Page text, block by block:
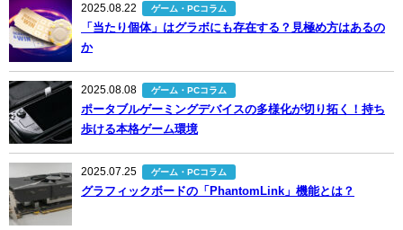
2025.08.22 ゲーム・PCコラム
「当たり個体」はグラボにも存在する？見極め方はあるの
か
2025.08.08 ゲーム・PCコラム
ポータブルゲーミングデバイスの多様化が切り拓く！持ち
歩ける本格ゲーム環境
2025.07.25 ゲーム・PCコラム
グラフィックボードの「PhantomLink」機能とは？